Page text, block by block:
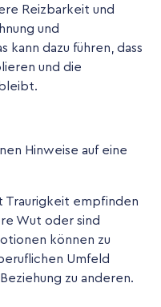
Reizbarkeit und
und
kann dazu führen, dass
und die
Hinweise auf eine
Traurigkeit empfinden
Wut oder sind
können zu
Umfeld
zu anderen.